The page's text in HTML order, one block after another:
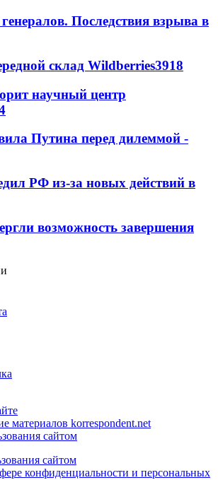
Последствия взрыва в
склад Wildberries3918
научный центр
Путина перед дилеммой -
РФ из-за новых действий в
возможность завершения
материалов korrespondent.net
сайтом
сайтом
конфиденциальности и персональных